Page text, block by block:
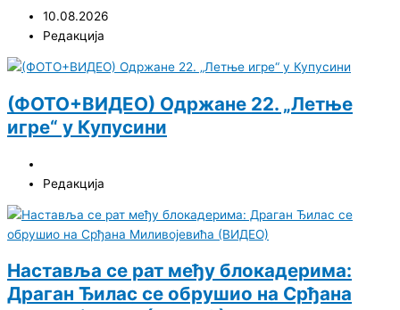
10.08.2026
Редакција
(ФОТО+ВИДЕО) Одржане 22. „Летње
игре“ у Купусини
Редакција
Наставља се рат међу блокадерима:
Драган Ђилас се обрушио на Срђана